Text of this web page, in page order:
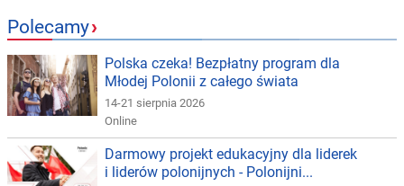
Polecamy›
Polska czeka! Bezpłatny program dla
Młodej Polonii z całego świata
14-21 sierpnia 2026
Online
Darmowy projekt edukacyjny dla liderek
i liderów polonijnych - Polonijni...